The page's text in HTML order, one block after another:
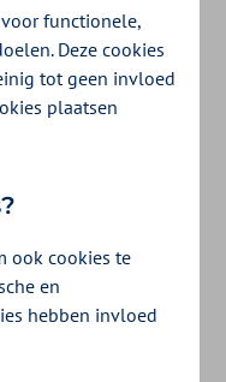
krijgen voor
Langwerkende
als kortwerkende
in te nemen. Bij
voor kortwerkende of
functionele,
Deze cookies
tot geen invloed
plaatsen
ook cookies te
en
hebben invloed